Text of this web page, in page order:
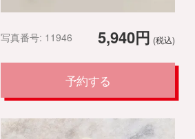
5,940円 (税込)
写真番号: 11946
予約する